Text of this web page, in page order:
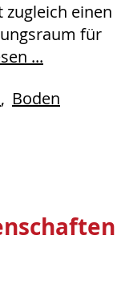
einen
für
...
Boden